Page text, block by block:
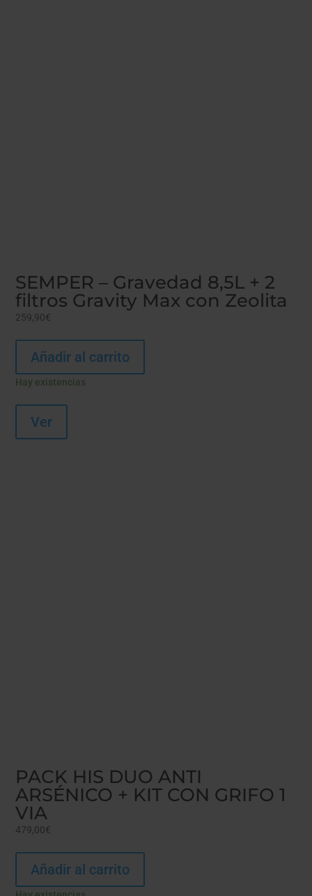
SEMPER – Gravedad 8,5L + 2
filtros Gravity Max con Zeolita
259,90€
Añadir al carrito
Hay existencias
Ver
PACK HIS DUO ANTI
ARSÉNICO + KIT CON GRIFO 1
VIA
479,00€
Añadir al carrito